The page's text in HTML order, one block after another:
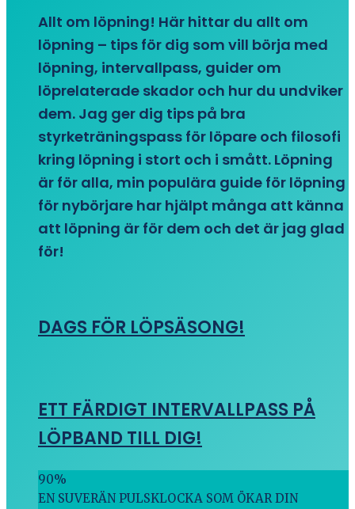
Allt om löpning! Här hittar du allt om
löpning – tips för dig som vill börja med
löpning, intervallpass, guider om
löprelaterade skador och hur du undviker
dem. Jag ger dig tips på bra
styrketräningspass för löpare och filosofi
kring löpning i stort och i smått. Löpning
är för alla, min populära guide för löpning
för nybörjare har hjälpt många att känna
att löpning är för dem och det är jag glad
för!
DAGS FÖR LÖPSÄSONG!
ETT FÄRDIGT INTERVALLPASS PÅ
LÖPBAND TILL DIG!
90%
EN SUVERÄN PULSKLOCKA SOM ÖKAR DIN